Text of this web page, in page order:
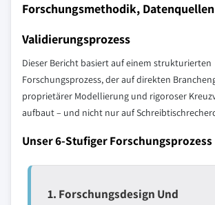
Forschungsmethodik,
Validierungsprozess
Dieser Bericht basiert auf einem strukturierten
Forschungsprozess, der auf direkten
proprietärer Modellierung und rigoroser
aufbaut – und nicht nur auf
Unser 6-Stufiger Forschungsprozess
1. Forschungsdesign Und